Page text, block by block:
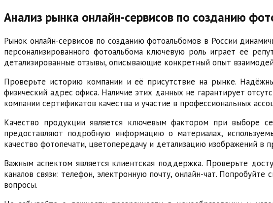
Анализ рынка онлайн-сервисов по созданию
Рынок онлайн-сервисов по созданию фотоальбомов в России
персонализированного фотоальбома ключевую роль играет её
детализированные отзывы, описывающие конкретный опыт
Проверьте историю компании и её присутствие на рынке.
физический адрес офиса. Наличие этих данных не гарантирует
компании сертификатов качества и участие в профессиональных
Качество продукции является ключевым фактором при выборе
предоставляют подробную информацию о материалах,
качество фотопечати, цветопередачу и детализацию изображений в
Важным аспектом является клиентская поддержка. Проверьте
каналов связи: телефон, электронную почту, онлайн-чат.
вопросы.